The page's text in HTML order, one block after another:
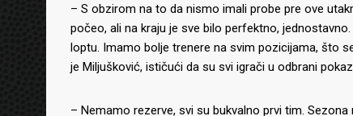
– S obzirom na to da nismo imali probe pre ove
počeo, ali na kraju je sve bilo perfektno,
loptu. Imamo bolje trenere na svim pozicijama, što
je Miljušković, ističući da su svi igrači u odbrani
– Nemamo rezerve, svi su bukvalno prvi tim.